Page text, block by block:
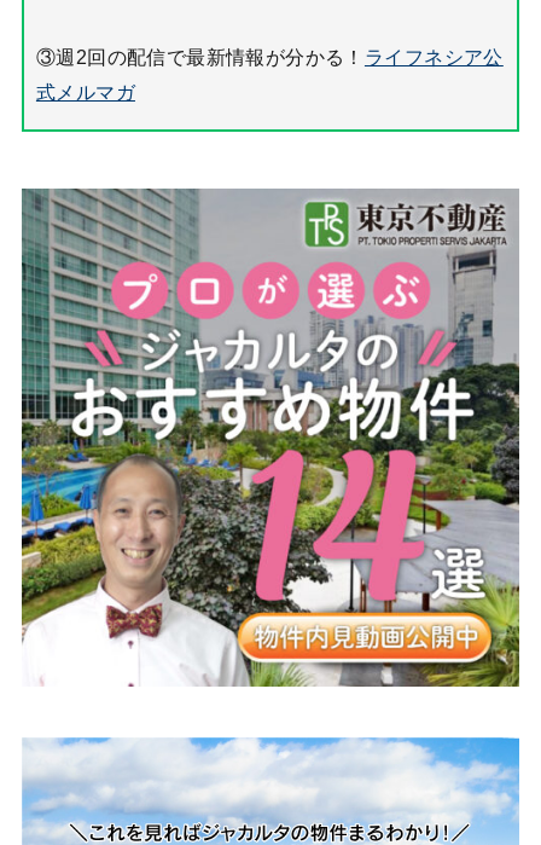
③週2回の配信で最新情報が分かる！ ライフネシア公
式メルマガ